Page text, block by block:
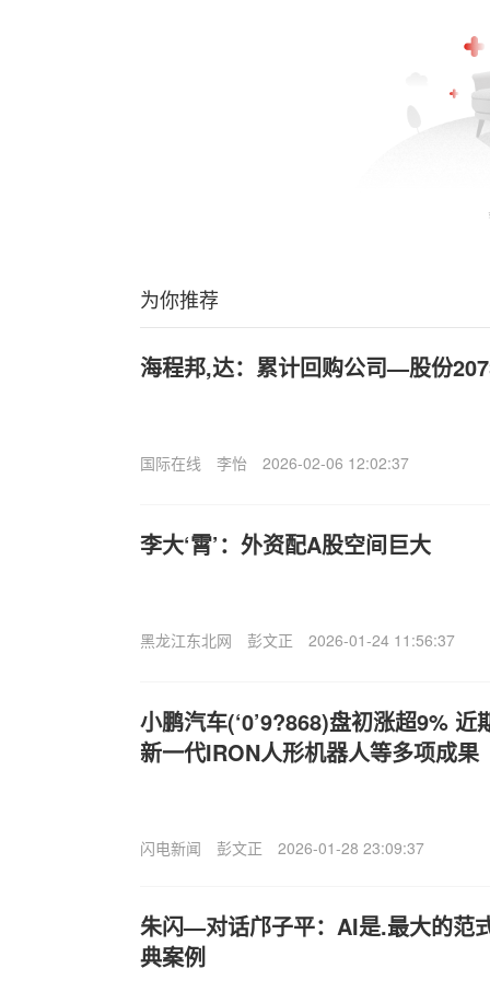
为你推荐
海程邦,达：累计回购公司—股份
国际在线 李怡 2026-02-06 12:02:37
李大‘霄’：外资配A股空间巨大
黑龙江东北网 彭文正 2026-01-24 11:56:37
小鹏汽车(‘0’9?868)盘初涨超9%
新一代IRON人形机器人等多项成果
闪电新闻 彭文正 2026-01-28 23:09:37
朱闪—对话邝子平：AI是.最大的范
典案例